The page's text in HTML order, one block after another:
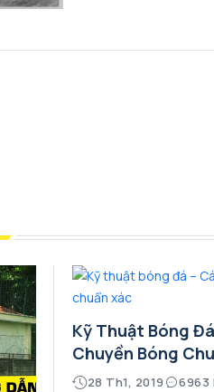
Kỹ Thuật Bóng
Chuyền Bóng
28 Th1, 2019 6963